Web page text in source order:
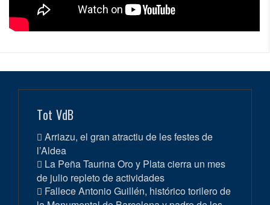
Tot VdB
Arriazu, el gran atractiu de les festes de
l’Aldea
La Peña Taurina Oro y Plata cierra un mes
de julio repleto de actividades
Fallece Antonio Guillén, histórico torilero de